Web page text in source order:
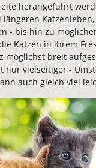
herangeführt
- bis hin zu
Katzen in ihrem
möglichst breit
nur vielseitiger -
auch gleich viel